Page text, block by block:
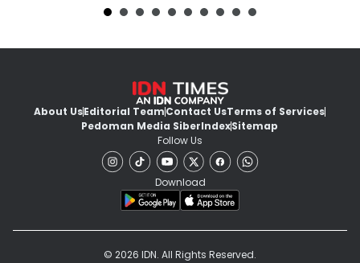
About UsEditorial TeamContact UsTerms of Services
Pedoman Media SiberIndexSitemap
Follow Us
Download
© 2026 IDN. All Rights Reserved.